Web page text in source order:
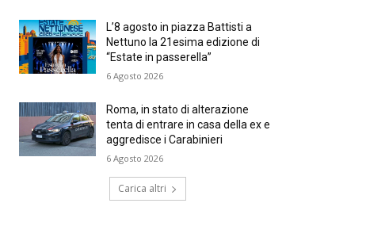
L’8 agosto in piazza Battisti a
Nettuno la 21esima edizione di
“Estate in passerella”
6 Agosto 2026
Roma, in stato di alterazione
tenta di entrare in casa della ex e
aggredisce i Carabinieri
6 Agosto 2026
Carica altri